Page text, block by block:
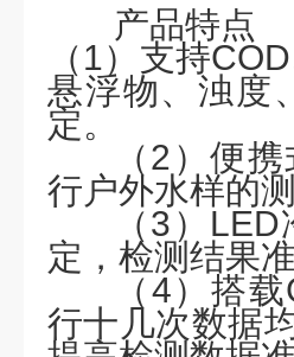
产品特点
（1）支持
悬浮物、浊度
定。
（2）便携
行户外水样的测
（3）LED
定，检测结果准
（4）搭载
行十几次数据